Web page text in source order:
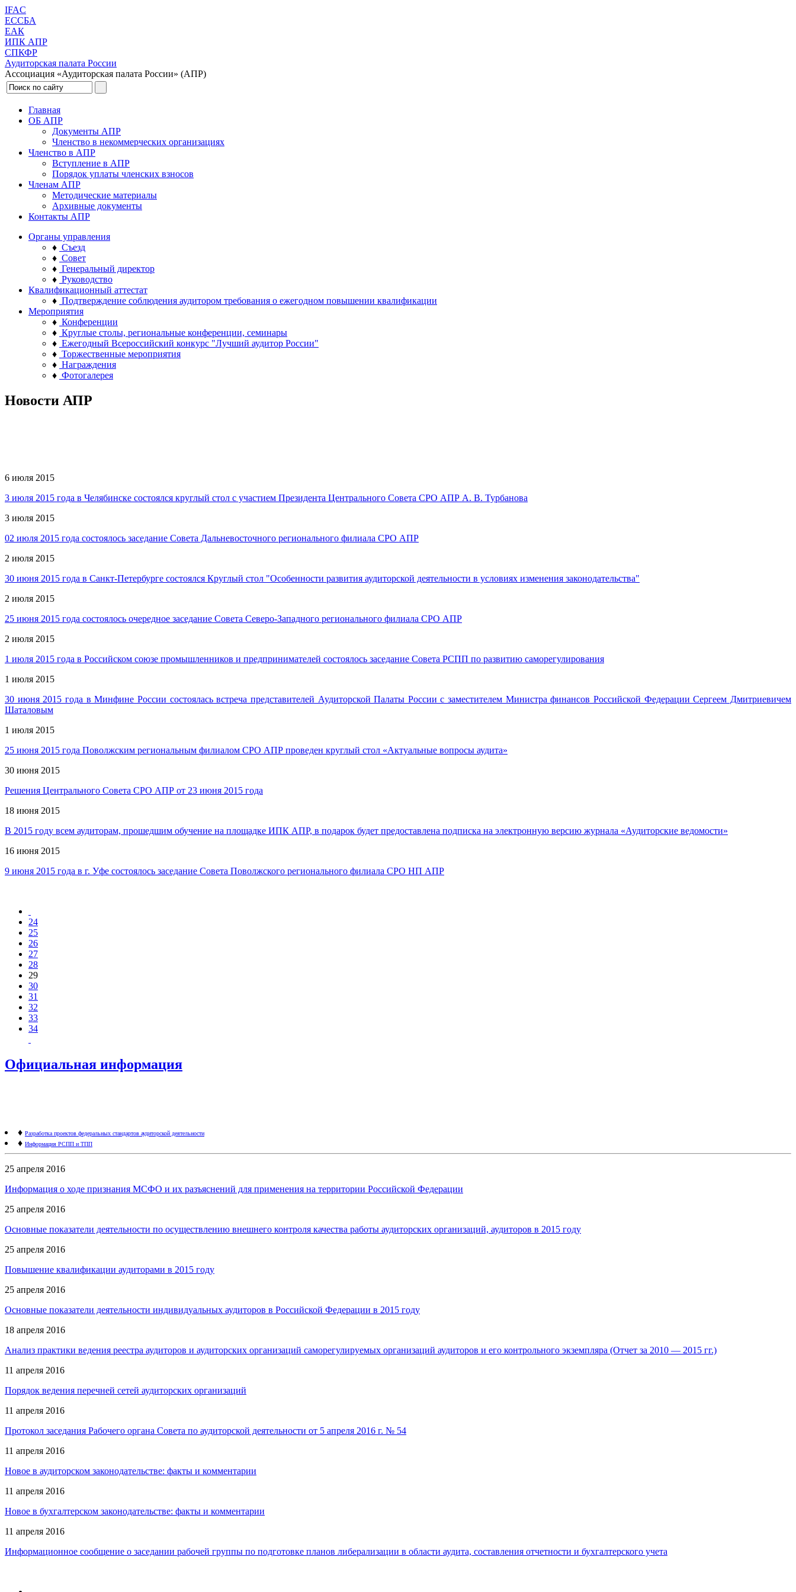
IFAC
ЕССБА
ЕАК
ИПК АПР
СПКФР
Аудиторская палата России
Ассоциация «Аудиторская палата России» (АПР)
Главная
ОБ АПР
Документы АПР
Членство в некоммерческих организациях
Членство в АПР
Вступление в АПР
Порядок уплаты членских взносов
Членам АПР
Методические материалы
Архивные документы
Контакты АПР
Органы управления
♦ Съезд
♦ Совет
♦ Генеральный директор
♦ Руководство
Квалификационный аттестат
♦ Подтверждение соблюдения аудитором требования о ежегодном повышении квалификации
Мероприятия
♦ Конференции
♦ Круглые столы, региональные конференции, семинары
♦ Ежегодный Всероссийский конкурс "Лучший аудитор России"
♦ Торжественные мероприятия
♦ Награждения
♦ Фотогалерея
Новости АПР
6 июля 2015
3 июля 2015 года в Челябинске состоялся круглый стол с участием Президента Центрального Совета СРО АПР А. В. Турбанова
3 июля 2015
02 июля 2015 года состоялось заседание Совета Дальневосточного регионального филиала СРО АПР
2 июля 2015
30 июня 2015 года в Санкт-Петербурге состоялся Круглый стол "Особенности развития аудиторской деятельности в условиях изменения законодательства"
2 июля 2015
25 июня 2015 года состоялось очередное заседание Совета Северо-Западного регионального филиала СРО АПР
2 июля 2015
1 июля 2015 года в Российском союзе промышленников и предпринимателей состоялось заседание Совета РСПП по развитию саморегулирования
1 июля 2015
30 июня 2015 года в Минфине России состоялась встреча представителей Аудиторской Палаты России с заместителем Министра финансов Российской Федерации Сергеем Дмитриевичем
Шаталовым
1 июля 2015
25 июня 2015 года Поволжским региональным филиалом СРО АПР проведен круглый стол «Актуальные вопросы аудита»
30 июня 2015
Решения Центрального Совета СРО АПР от 23 июня 2015 года
18 июня 2015
В 2015 году всем аудиторам, прошедшим обучение на площадке ИПК АПР, в подарок будет предоставлена подписка на электронную версию журнала «Аудиторские ведомости»
16 июня 2015
9 июня 2015 года в г. Уфе состоялось заседание Совета Поволжского регионального филиала СРО НП АПР
24
25
26
27
28
29
30
31
32
33
34
Официальная информация
♦ Разработка проектов федеральных стандартов аудиторской деятельности
♦ Информация РСПП и ТПП
25 апреля 2016
Информация о ходе признания МСФО и их разъяснений для применения на территории Российской Федерации
25 апреля 2016
Основные показатели деятельности по осуществлению внешнего контроля качества работы аудиторских организаций, аудиторов в 2015 году
25 апреля 2016
Повышение квалификации аудиторами в 2015 году
25 апреля 2016
Основные показатели деятельности индивидуальных аудиторов в Российской Федерации в 2015 году
18 апреля 2016
Анализ практики ведения реестра аудиторов и аудиторских организаций саморегулируемых организаций аудиторов и его контрольного экземпляра (Отчет за 2010 — 2015 гг.)
11 апреля 2016
Порядок ведения перечней сетей аудиторских организаций
11 апреля 2016
Протокол заседания Рабочего органа Совета по аудиторской деятельности от 5 апреля 2016 г. № 54
11 апреля 2016
Новое в аудиторском законодательстве: факты и комментарии
11 апреля 2016
Новое в бухгалтерском законодательстве: факты и комментарии
11 апреля 2016
Информационное сообщение о заседании рабочей группы по подготовке планов либерализации в области аудита, составления отчетности и бухгалтерского учета